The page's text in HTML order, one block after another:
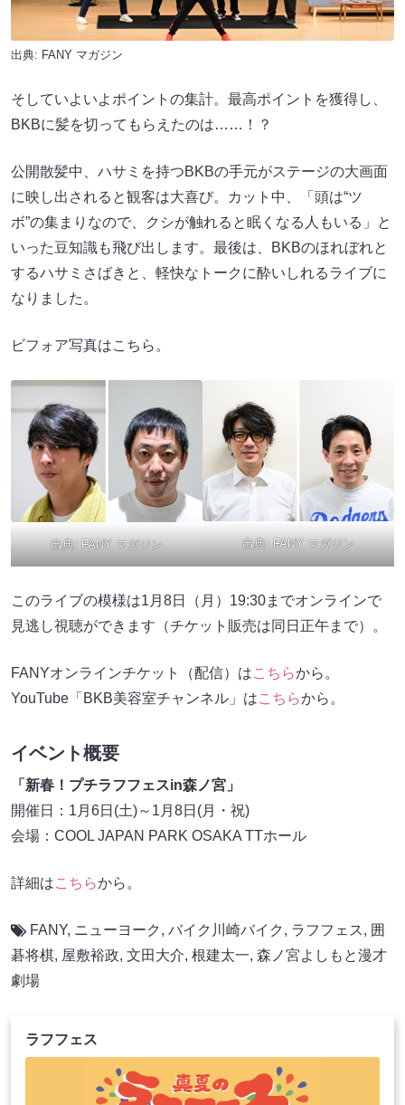
出典: FANY マガジン
そしていよいよポイントの集計。最高ポイントを獲得し、
BKBに髪を切ってもらえたのは……！？
公開散髪中、ハサミを持つBKBの手元がステージの大画面
に映し出されると観客は大喜び。カット中、「頭は“ツ
ボ”の集まりなので、クシが触れると眠くなる人もいる」と
いった豆知識も飛び出します。最後は、BKBのほれぼれと
するハサミさばきと、軽快なトークに酔いしれるライブに
なりました。
ビフォア写真はこちら。
出典: FANY マガジン 出典: FANY マガジン
このライブの模様は1月8日（月）19:30までオンラインで
見逃し視聴ができます（チケット販売は同日正午まで）。
FANYオンラインチケット（配信）はこちらから。
YouTube「BKB美容室チャンネル」はこちらから。
イベント概要
「新春！プチラフフェスin森ノ宮」
開催日：1月6日(土)～1月8日(月・祝)
会場：COOL JAPAN PARK OSAKA TTホール
詳細はこちらから。
FANY, ニューヨーク , バイク川崎バイク , ラフフェス, 囲
碁将棋, 屋敷裕政, 文田大介, 根建太一, 森ノ宮よしもと漫才
劇場
ラフフェス